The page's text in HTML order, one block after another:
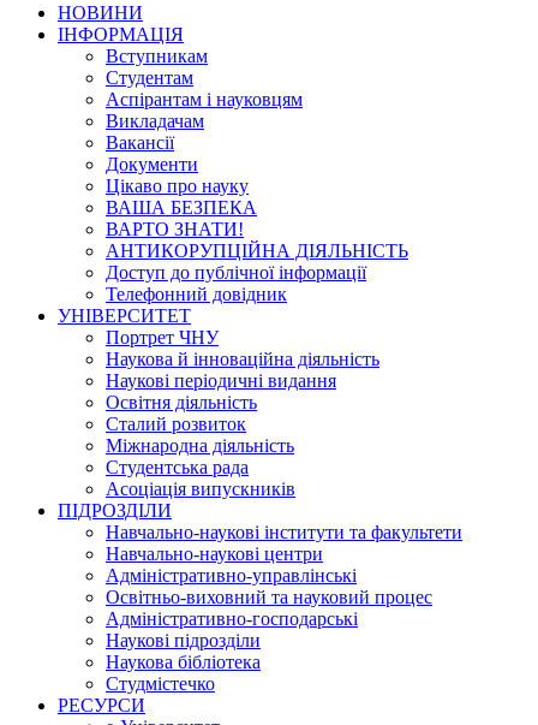
НОВИНИ
ІНФОРМАЦІЯ
Вступникам
Студентам
Аспірантам і науковцям
Викладачам
Вакансії
Документи
Цікаво про науку
ВАША БЕЗПЕКА
ВАРТО ЗНАТИ!
АНТИКОРУПЦІЙНА ДІЯЛЬНІСТЬ
Доступ до публічної інформації
Телефонний довідник
УНІВЕРСИТЕТ
Портрет ЧНУ
Наукова й інноваційна діяльність
Наукові періодичні видання
Освітня діяльність
Сталий розвиток
Міжнародна діяльність
Студентська рада
Асоціація випускників
ПІДРОЗДІЛИ
Навчально-наукові інститути та факультети
Навчально-наукові центри
Адміністративно-управлінські
Освітньо-виховний та науковий процес
Адміністративно-господарські
Наукові підрозділи
Наукова бібліотека
Студмістечко
РЕСУРСИ